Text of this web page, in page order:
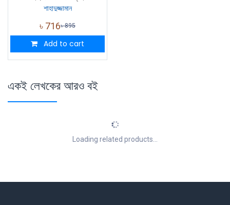
শাহাদুজ্জামান
৳ 716৳895
Add to cart
একই লেখকের আরও বই
Loading related products...